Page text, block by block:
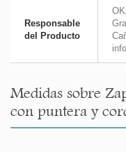
Responsable
del Producto
Medidas sobre
con puntera y